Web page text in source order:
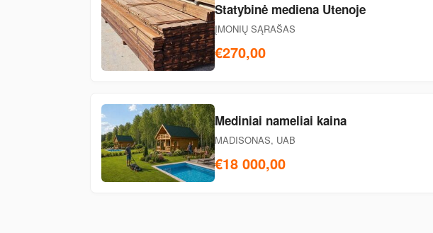
Statybinė mediena Utenoje
ĮMONIŲ SĄRAŠAS
€270,00
Mediniai nameliai kaina
MADISONAS, UAB
€18 000,00